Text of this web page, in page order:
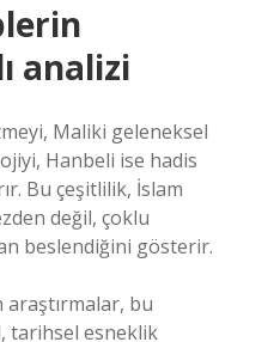
analizi
Maliki geleneksel
Hanbeli ise hadis
Bu çeşitlilik, İslam
değil, çoklu
beslendiğini gösterir.
araştırmalar, bu
tarihsel esneklik